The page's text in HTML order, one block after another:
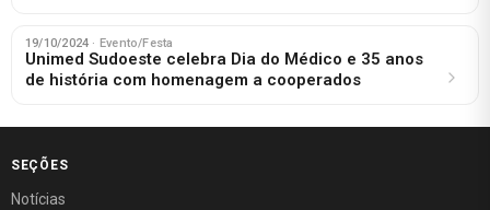
19/10/2024 · Evento/Festa
Unimed Sudoeste celebra Dia do Médico e 35 anos
de história com homenagem a cooperados
SEÇÕES
Notícias